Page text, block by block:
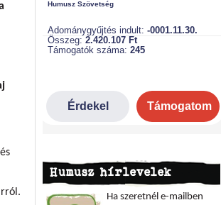
Humusz hírlevelek
Ha szeretnél e-mailben